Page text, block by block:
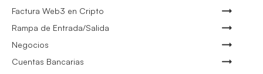
Factura Web3 en Cripto
Rampa de Entrada/Salida
Negocios
Cuentas Bancarias